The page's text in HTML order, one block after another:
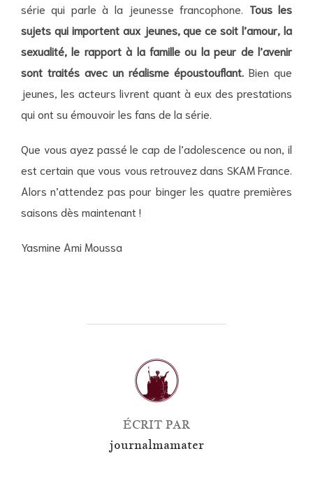
série qui parle à la jeunesse francophone. Tous les
sujets qui importent aux jeunes, que ce soit l’amour, la
sexualité, le rapport à la famille ou la peur de l’avenir
sont traités avec un réalisme époustouflant. Bien que
jeunes, les acteurs livrent quant à eux des prestations
qui ont su émouvoir les fans de la série.
Que vous ayez passé le cap de l’adolescence ou non, il
est certain que vous vous retrouvez dans SKAM France.
Alors n’attendez pas pour binger les quatre premières
saisons dès maintenant !
Yasmine Ami Moussa
AUTEUR DE LA PUBLICATION
ÉCRIT PAR
journalmamater